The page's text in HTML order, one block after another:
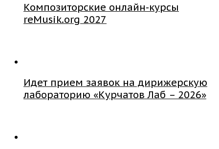
Композиторские онлайн-курсы
reMusik.org 2027
Идет прием заявок на дирижерскую
лабораторию «Курчатов Лаб – 2026»